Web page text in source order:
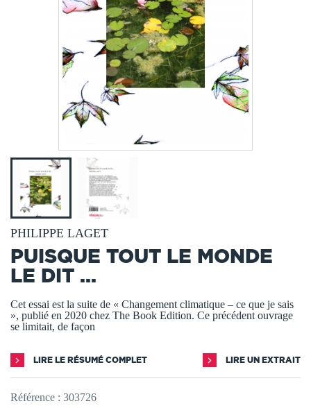
PHILIPPE LAGET
PUISQUE TOUT LE MONDE
LE DIT ...
Cet essai est la suite de « Changement climatique – ce que je sais
», publié en 2020 chez The Book Edition. Ce précédent ouvrage
se limitait, de façon
LIRE LE RÉSUMÉ COMPLET LIRE UN EXTRAIT
Référence : 303726